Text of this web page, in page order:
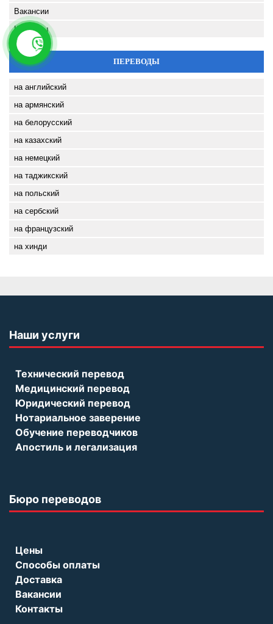
Вакансии
Контакты
ПЕРЕВОДЫ
на английский
на армянский
на белорусский
на казахский
на немецкий
на таджикский
на польский
на сербский
на французский
на хинди
Наши услуги
Технический перевод
Медицинский перевод
Юридический перевод
Нотариальное заверение
Обучение переводчиков
Апостиль и легализация
Бюро переводов
Цены
Способы оплаты
Доставка
Вакансии
Контакты